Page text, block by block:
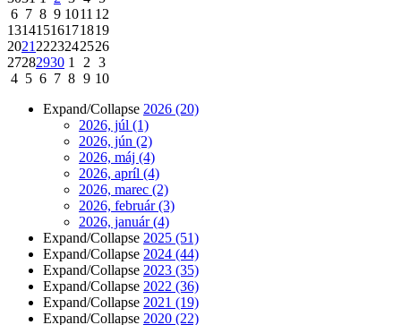
6 7 8 9 1011 12
13141516171819
2021 2223242526
27282930 1 2 3
4 5 6 7 8 9 10
Expand/Collapse 2026 (20)
2026, júl (1)
2026, jún (2)
2026, máj (4)
2026, apríl (4)
2026, marec (2)
2026, február(3)
2026, január(4)
Expand/Collapse 2025 (51)
Expand/Collapse 2024 (44)
Expand/Collapse 2023 (35)
Expand/Collapse 2022 (36)
Expand/Collapse 2021 (19)
Expand/Collapse 2020 (22)